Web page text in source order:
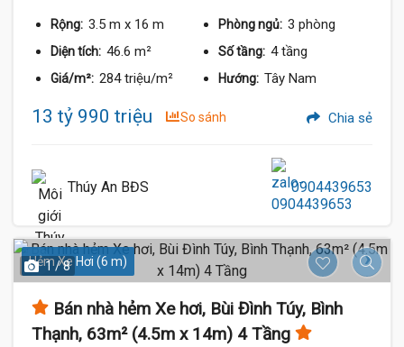
Rộng: 3.5 m x 16 m Phòng ngủ: 3 phòng
Diện tích: 46.6 m² Số tầng: 4 tầng
Giá/m²: 284 triệu/m² Hướng: Tây Nam
13 tỷ 990 triệu So sánh Chia sẻ
Thúy An BĐS 0904439653
Hẻm Xe Hơi (6 m)
1 / 8
Bán nhà hẻm Xe hơi, Bùi Đình Túy, Bình
Thạnh, 63m² (4.5m x 14m) 4 Tầng